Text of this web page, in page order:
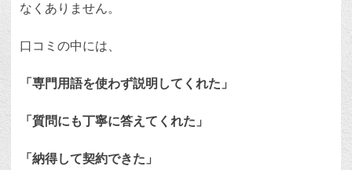
なくありません。
口コミの中には、
「専門用語を使わず説明してくれた」
「質問にも丁寧に答えてくれた」
「納得して契約できた」